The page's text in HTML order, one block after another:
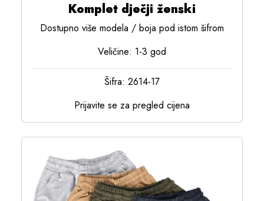
Komplet dječji ženski
Dostupno više modela / boja pod istom šifrom
Veličine: 1-3 god
Šifra: 2614-17
Prijavite se za pregled cijena